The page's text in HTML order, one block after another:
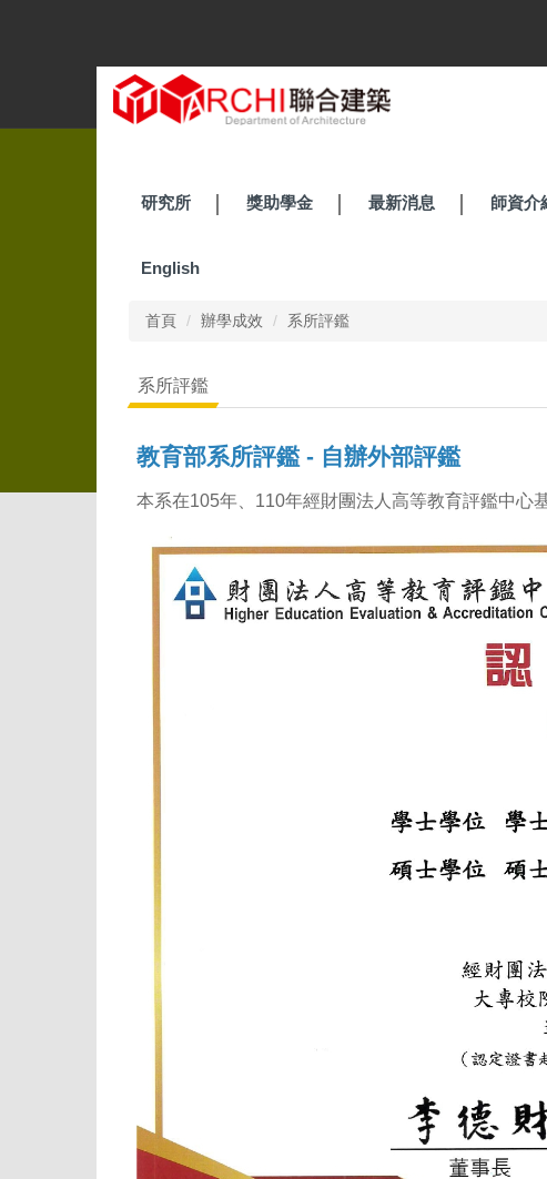
容
研究所 獎助學金 最新消息 師資介
English
首頁 辦學成效 系所評鑑
系所評鑑
教育部系所評鑑 - 自辦外部評鑑
本系在105年、110年經財團法人高等教育評鑑中心